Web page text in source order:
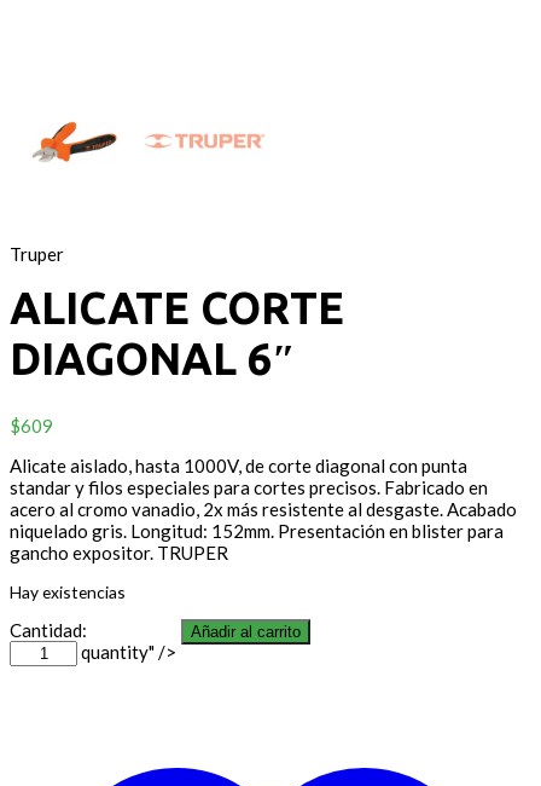
Truper
ALICATE CORTE
DIAGONAL 6″
$609
Alicate aislado, hasta 1000V, de corte diagonal con punta
standar y filos especiales para cortes precisos. Fabricado en
acero al cromo vanadio, 2x más resistente al desgaste. Acabado
niquelado gris. Longitud: 152mm. Presentación en blister para
gancho expositor. TRUPER
Hay existencias
Cantidad:
quantity" />
Añadir al carrito